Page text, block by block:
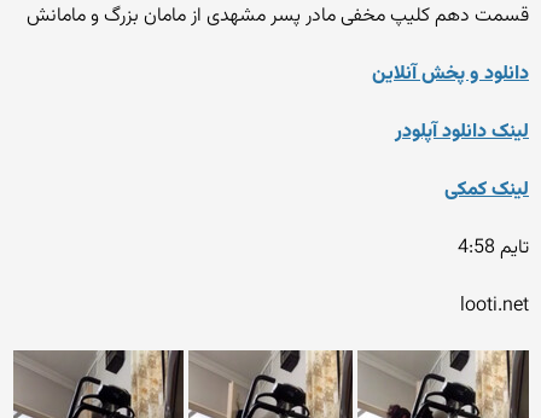
قسمت دهم کلیپ مخفی مادر پسر مشهدی از مامان بزرگ و مامانش
دانلود و پخش آنلاین
لینک دانلود آپلودر
لینک کمکی
تایم 4:58
looti.net